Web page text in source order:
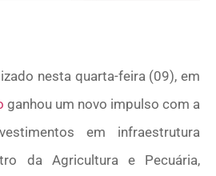
nesta quarta-feira (09), em
ganhou um novo impulso com a
em infraestrutura
da Agricultura e Pecuária,